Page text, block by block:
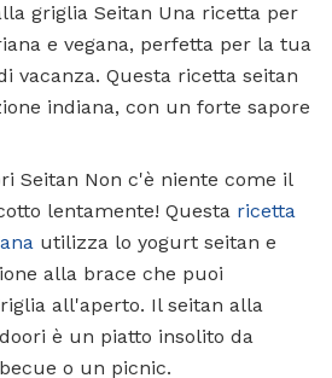
griglia Seitan Una ricetta per
e vegana, perfetta per la tua
vacanza. Questa ricetta seitan
indiana, con un forte sapore
Seitan Non c'è niente come il
lentamente! Questa ricetta
utilizza lo yogurt seitan e
alla brace che puoi
all'aperto. Il seitan alla
è un piatto insolito da
o un picnic.